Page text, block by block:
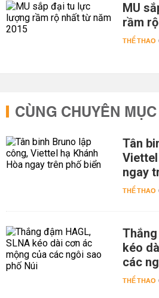
MU
rầm
THỂ THAO
CÙNG CHUYÊN MỤC
Tân
Viettel
ngay
THỂ THAO
kéo
các
THỂ THAO